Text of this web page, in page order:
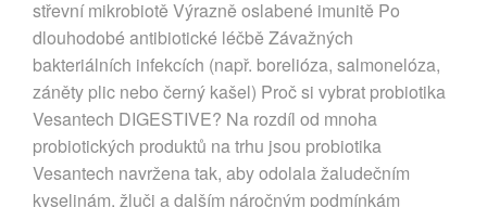
střevní mikrobiotě Výrazně oslabené imunitě Po
dlouhodobé antibiotické léčbě Závažných
bakteriálních infekcích (např. borelióza, salmonelóza,
záněty plic nebo černý kašel) Proč si vybrat probiotika
Vesantech DIGESTIVE? Na rozdíl od mnoha
probiotických produktů na trhu jsou probiotika
Vesantech navržena tak, aby odolala žaludečním
kyselinám, žluči a dalším náročným podmínkám